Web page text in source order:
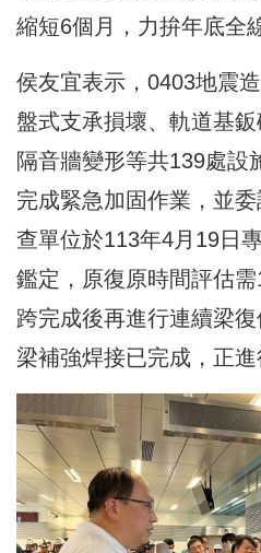
縮短6個月，力拚年底全
侯友宜表示，0403地震
盤式支承損壞、軌道基鈑
隔音牆變形等共139處設
完成緊急加固作業，並
查單位於113年4月19日
鑑定，原復原時間評估
跨完成後再進行連續梁
梁補強焊接已完成，正進